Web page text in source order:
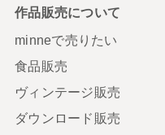
作品販売について
minneで売りたい
食品販売
ヴィンテージ販売
ダウンロード販売